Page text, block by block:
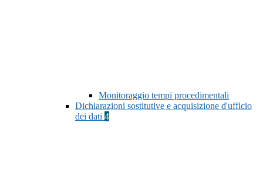
Monitoraggio tempi procedimentali
Dichiarazioni sostitutive e acquisizione d'ufficio
dei dati 4